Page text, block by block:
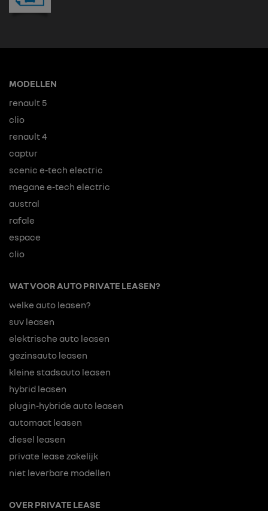
MODELLEN
renault 5
clio
renault 4
captur
scenic e-tech electric
megane e-tech electric
austral
rafale
espace
clio
WAT VOOR AUTO PRIVATE LEASEN?
welke auto leasen?
suv leasen
elektrische auto leasen
gezinsauto leasen
kleine stadsauto leasen
hybrid leasen
plugin-hybride auto leasen
automaat leasen
diesel leasen
private lease zakelijk
niet leverbare modellen
OVER PRIVATE LEASE